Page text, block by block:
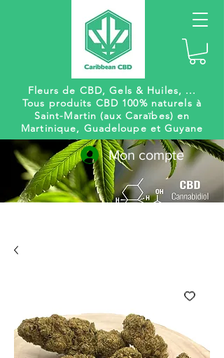
Fleurs de CBD, Gels & Huiles, ...
Tous produits CBD 100% naturels à
Saint-Martin (aux Caraïbes) en
Martinique, Guadeloupe et Guyane
Mon compte